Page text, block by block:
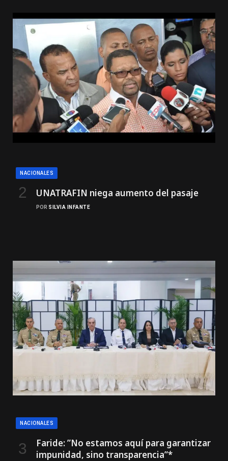
NACIONALES
UNATRAFIN niega aumento del pasaje
POR SILVIA INFANTE
NACIONALES
Faride: ”No estamos aquí para garantizar
impunidad, sino transparencia”*